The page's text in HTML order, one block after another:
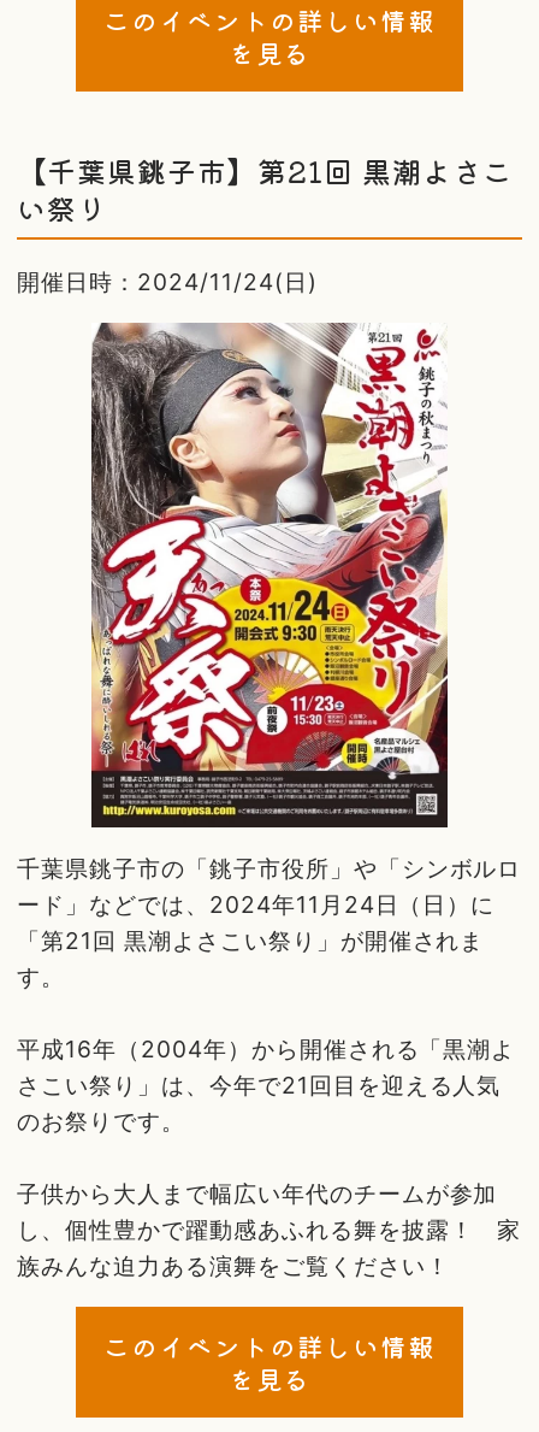
このイベントの詳しい情報
を見る
【千葉県銚子市】第21回 黒潮よさこ
い祭り
開催日時：2024/11/24(日)
千葉県銚子市の「銚子市役所」や「シンボルロ
ード」などでは、2024年11月24日（日）に
「第21回 黒潮よさこい祭り」が開催されま
す。
平成16年（2004年）から開催される「黒潮よ
さこい祭り」は、今年で21回目を迎える人気
のお祭りです。
子供から大人まで幅広い年代のチームが参加
し、個性豊かで躍動感あふれる舞を披露！ 家
族みんな迫力ある演舞をご覧ください！
このイベントの詳しい情報
を見る